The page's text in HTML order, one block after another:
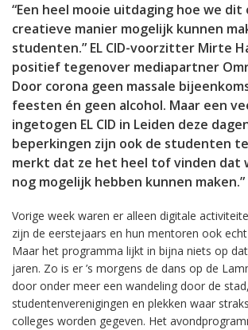
“Een heel mooie uitdaging hoe we dit
creatieve manier mogelijk kunnen
studenten.” EL CID-voorzitter Mirte
positief tegenover mediapartner
Door corona geen massale
feesten én geen alcohol. Maar een
ingetogen EL CID in Leiden deze
beperkingen zijn ook de studenten
merkt dat ze het heel tof vinden dat
nog mogelijk hebben kunnen maken.”
Vorige week waren er alleen digitale
zijn de eerstejaars en hun mentoren ook
Maar het programma lijkt in bijna niets op
jaren. Zo is er ’s morgens de dans op de
door onder meer een wandeling door de
studentenverenigingen en plekken waar
colleges worden gegeven. Het